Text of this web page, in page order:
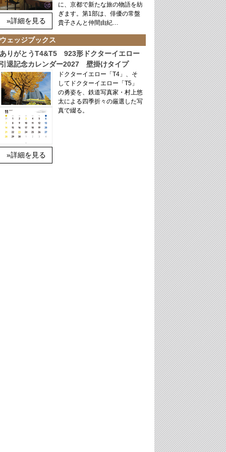
»詳細を見る
に、京都で新たな旅の物語を紡
ぎます。第1部は、俳優の常盤
貴子さんと仲間由紀…
ウェッジブックス
ありがとうT4&T5 923形ドクターイエロー
引退記念カレンダー2027 壁掛けタイプ
»詳細を見る
ドクターイエロー「T4」、そ
してドクターイエロー「T5」
の勇姿を、鉄道写真家・村上悠
太による四季折々の厳選した写
真で綴る。